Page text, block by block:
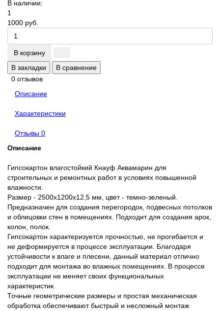
В наличии:
1
1000 руб.
В корзину
В закладки
В сравнение
0 отзывов
Описание
Характеристики
Отзывы 0
Описание
Гипсокартон влагостойкий Кнауф Аквамарин для
строительных и ремонтных работ в условиях повышенной
влажности.
Размер - 2500x1200x12,5 мм, цвет - темно-зеленый.
Предназначен для создания перегородок, подвесных потолков
и облицовки стен в помещениях. Подходит для создания арок,
колон, полок.
Гипсокартон характеризуется прочностью, не прогибается и
не деформируется в процессе эксплуатации. Благодаря
устойчивости к влаге и плесени, данный материал отлично
подходит для монтажа во влажных помещениях. В процессе
эксплуатации не меняет своих функциональных
характеристик.
Точные геометрические размеры и простая механическая
обработка обеспечивают быстрый и несложный монтаж